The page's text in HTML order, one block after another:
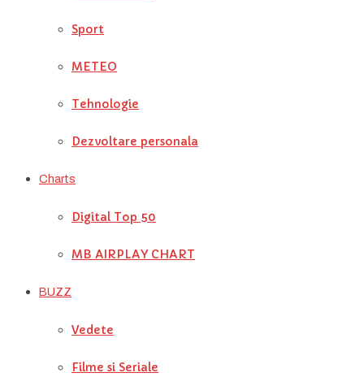
Sport
METEO
Tehnologie
Dezvoltare personala
Charts
Digital Top 50
MB AIRPLAY CHART
BUZZ
Vedete
Filme si Seriale